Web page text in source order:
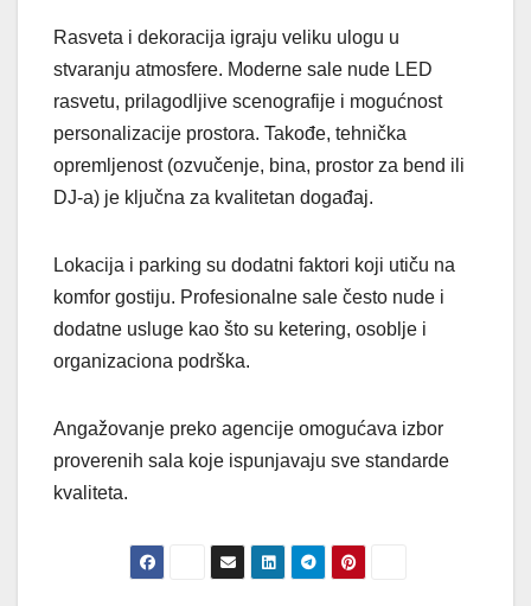
Rasveta i dekoracija igraju veliku ulogu u
stvaranju atmosfere. Moderne sale nude LED
rasvetu, prilagodljive scenografije i mogućnost
personalizacije prostora. Takođe, tehnička
opremljenost (ozvučenje, bina, prostor za bend ili
DJ-a) je ključna za kvalitetan događaj.
Lokacija i parking su dodatni faktori koji utiču na
komfor gostiju. Profesionalne sale često nude i
dodatne usluge kao što su ketering, osoblje i
organizaciona podrška.
Angažovanje preko agencije omogućava izbor
proverenih sala koje ispunjavaju sve standarde
kvaliteta.